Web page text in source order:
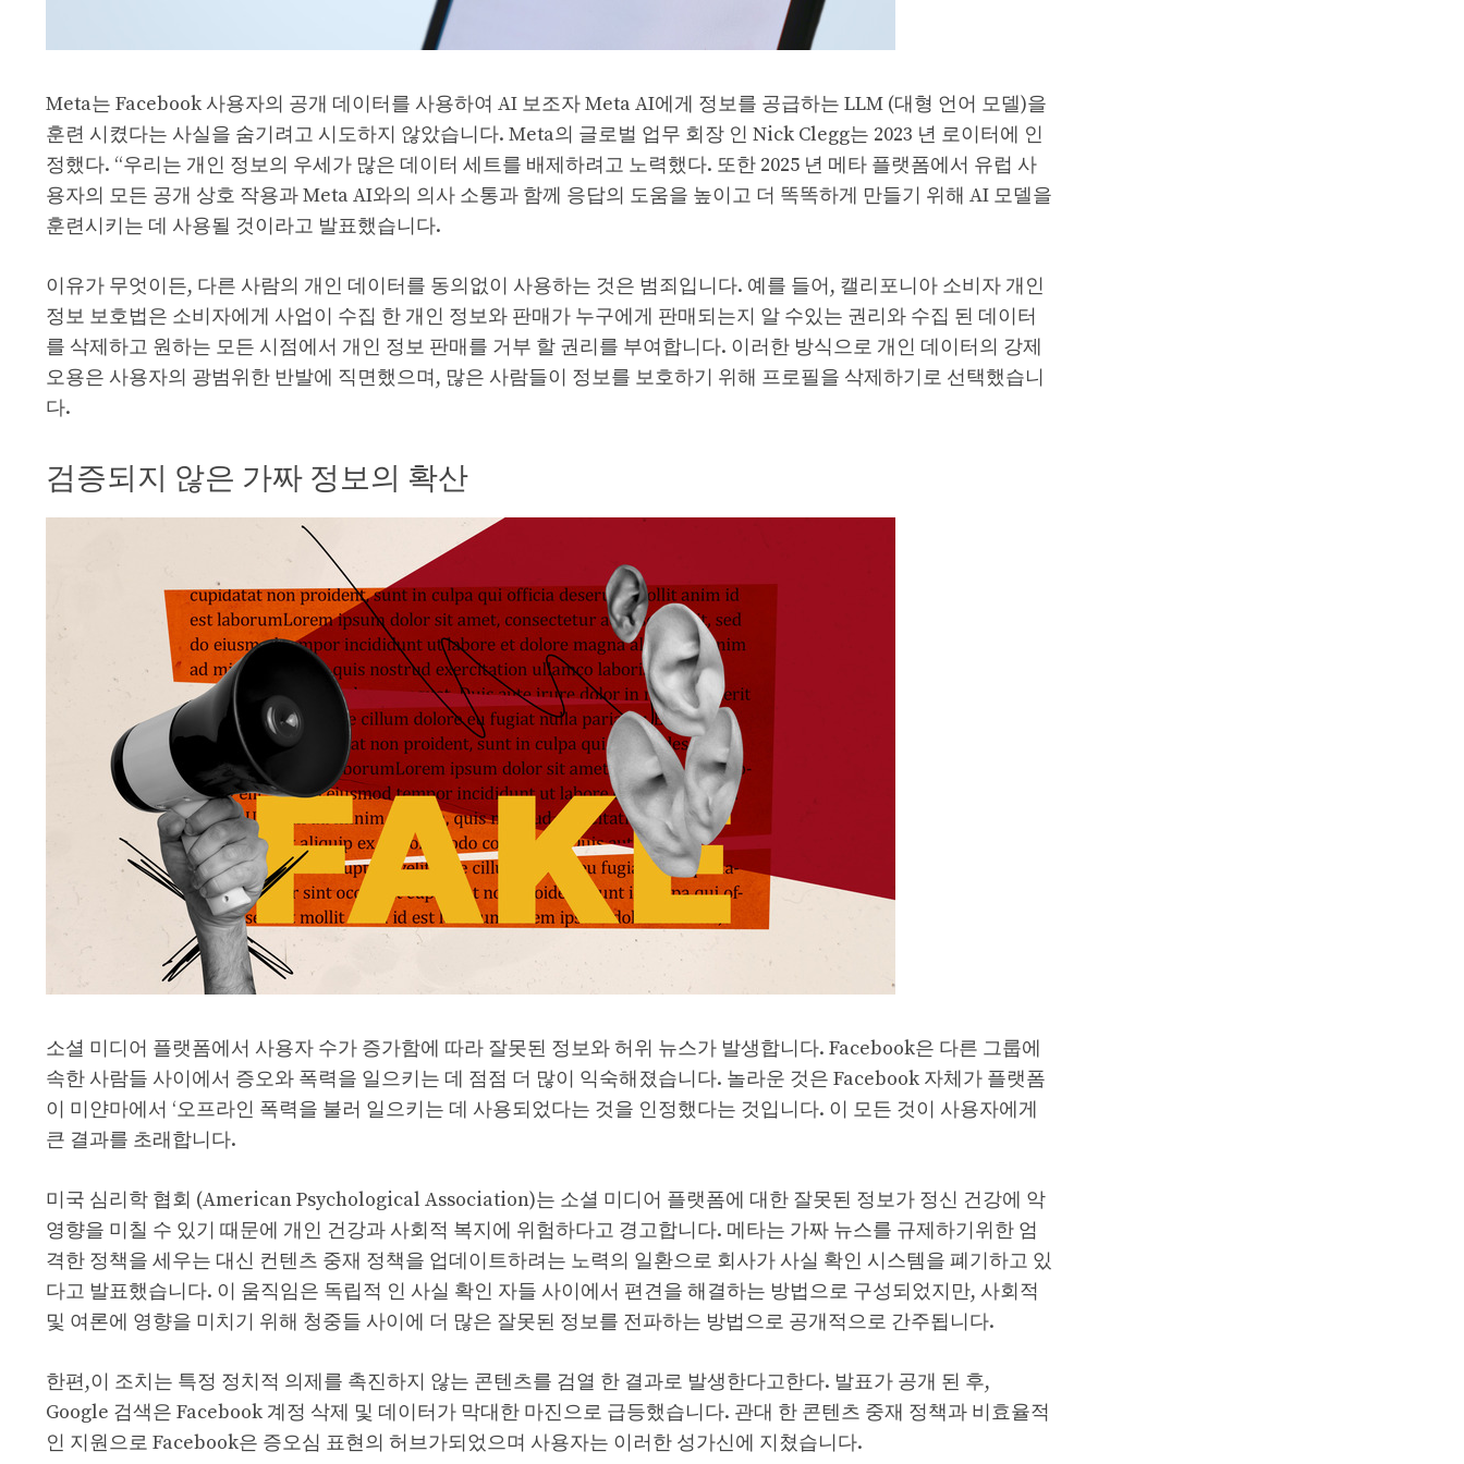
Meta는 Facebook 사용자의 공개 데이터를 사용하여 AI 보조자 Meta AI에게 정보를 공급하는 LLM (대형 언어 모델)을
훈련 시켰다는 사실을 숨기려고 시도하지 않았습니다. Meta의 글로벌 업무 회장 인 Nick Clegg는 2023 년 로이터에 인
정했다. “우리는 개인 정보의 우세가 많은 데이터 세트를 배제하려고 노력했다. 또한 2025 년 메타 플랫폼에서 유럽 사
용자의 모든 공개 상호 작용과 Meta AI와의 의사 소통과 함께 응답의 도움을 높이고 더 똑똑하게 만들기 위해 AI 모델을
훈련시키는 데 사용될 것이라고 발표했습니다.
이유가 무엇이든, 다른 사람의 개인 데이터를 동의없이 사용하는 것은 범죄입니다. 예를 들어, 캘리포니아 소비자 개인
정보 보호법은 소비자에게 사업이 수집 한 개인 정보와 판매가 누구에게 판매되는지 알 수있는 권리와 수집 된 데이터
를 삭제하고 원하는 모든 시점에서 개인 정보 판매를 거부 할 권리를 부여합니다. 이러한 방식으로 개인 데이터의 강제
오용은 사용자의 광범위한 반발에 직면했으며, 많은 사람들이 정보를 보호하기 위해 프로필을 삭제하기로 선택했습니
다.
검증되지 않은 가짜 정보의 확산
소셜 미디어 플랫폼에서 사용자 수가 증가함에 따라 잘못된 정보와 허위 뉴스가 발생합니다. Facebook은 다른 그룹에
속한 사람들 사이에서 증오와 폭력을 일으키는 데 점점 더 많이 익숙해졌습니다. 놀라운 것은 Facebook 자체가 플랫폼
이 미얀마에서 ‘오프라인 폭력을 불러 일으키는 데 사용되었다는 것을 인정했다는 것입니다. 이 모든 것이 사용자에게
큰 결과를 초래합니다.
미국 심리학 협회 (American Psychological Association)는 소셜 미디어 플랫폼에 대한 잘못된 정보가 정신 건강에 악
영향을 미칠 수 있기 때문에 개인 건강과 사회적 복지에 위험하다고 경고합니다. 메타는 가짜 뉴스를 규제하기위한 엄
격한 정책을 세우는 대신 컨텐츠 중재 정책을 업데이트하려는 노력의 일환으로 회사가 사실 확인 시스템을 폐기하고 있
다고 발표했습니다. 이 움직임은 독립적 인 사실 확인 자들 사이에서 편견을 해결하는 방법으로 구성되었지만, 사회적
및 여론에 영향을 미치기 위해 청중들 사이에 더 많은 잘못된 정보를 전파하는 방법으로 공개적으로 간주됩니다.
한편,이 조치는 특정 정치적 의제를 촉진하지 않는 콘텐츠를 검열 한 결과로 발생한다고한다. 발표가 공개 된 후,
Google 검색은 Facebook 계정 삭제 및 데이터가 막대한 마진으로 급등했습니다. 관대 한 콘텐츠 중재 정책과 비효율적
인 지원으로 Facebook은 증오심 표현의 허브가되었으며 사용자는 이러한 성가신에 지쳤습니다.